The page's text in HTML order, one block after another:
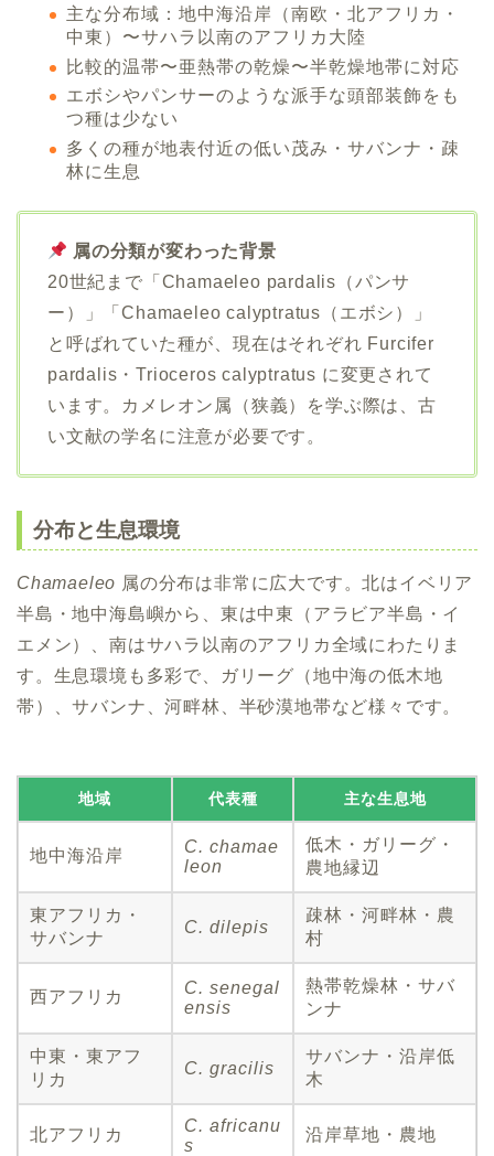
主な分布域：地中海沿岸（南欧・北アフリカ・
中東）〜サハラ以南のアフリカ大陸
比較的温帯〜亜熱帯の乾燥〜半乾燥地帯に対応
エボシやパンサーのような派手な頭部装飾をも
つ種は少ない
多くの種が地表付近の低い茂み・サバンナ・疎
林に生息
属の分類が変わった背景
20世紀まで「Chamaeleo pardalis（パンサ
ー）」「Chamaeleo calyptratus（エボシ）」
と呼ばれていた種が、現在はそれぞれ Furcifer
pardalis・Trioceros calyptratus に変更されて
います。カメレオン属（狭義）を学ぶ際は、古
い文献の学名に注意が必要です。
分布と生息環境
Chamaeleo 属の分布は非常に広大です。北はイベリア
半島・地中海島嶼から、東は中東（アラビア半島・イ
エメン）、南はサハラ以南のアフリカ全域にわたりま
す。生息環境も多彩で、ガリーグ（地中海の低木地
帯）、サバンナ、河畔林、半砂漠地帯など様々です。
地域 代表種 主な生息地
地中海沿岸
C. chamae
leon
低木・ガリーグ・
農地縁辺
東アフリカ・
サバンナ
C. dilepis
疎林・河畔林・農
村
西アフリカ
C. senegal
ensis
熱帯乾燥林・サバ
ンナ
中東・東アフ
リカ
C. gracilis
サバンナ・沿岸低
木
北アフリカ
C. africanu
s
沿岸草地・農地